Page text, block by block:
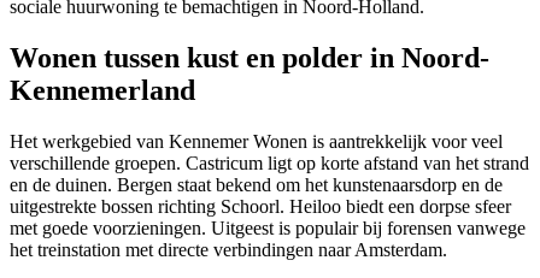
sociale huurwoning te bemachtigen in Noord-Holland.
Wonen tussen kust en polder in Noord-
Kennemerland
Het werkgebied van Kennemer Wonen is aantrekkelijk voor veel
verschillende groepen. Castricum ligt op korte afstand van het strand
en de duinen. Bergen staat bekend om het kunstenaarsdorp en de
uitgestrekte bossen richting Schoorl. Heiloo biedt een dorpse sfeer
met goede voorzieningen. Uitgeest is populair bij forensen vanwege
het treinstation met directe verbindingen naarAmsterdam.